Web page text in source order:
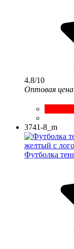
4.8/10
Оптовая цена
3741-8_m
Футболка